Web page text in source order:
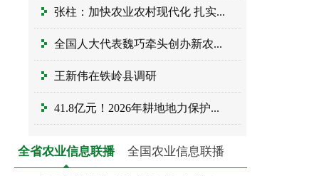
张柱：加快农业农村现代化 扎实...
全国人大代表魏巧牵头创办新农...
王新伟在铁岭县调研
41.8亿元！2026年耕地地力保护...
全省农业信息联播 全国农业信息联播